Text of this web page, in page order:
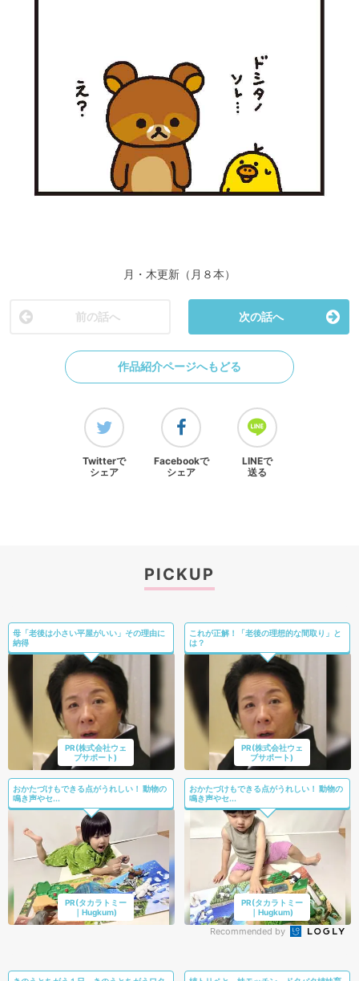
月・木更新（月８本）
前の話へ 次の話へ
作品紹介ページへもどる
Twitterで
シェア
Facebookで
シェア
LINEで
送る
PICKUP
母「老後は小さい平屋がいい」その理由に
納得
PR(株式会社ウェ
ブサポート)
これが正解！「老後の理想的な間取り」と
は？
PR(株式会社ウェ
ブサポート)
おかたづけもできる点がうれしい！ 動物の
鳴き声やセ...
PR(タカラトミー
｜Hugkum)
おかたづけもできる点がうれしい！ 動物の
鳴き声やセ...
PR(タカラトミー
｜Hugkum)
Recommended by